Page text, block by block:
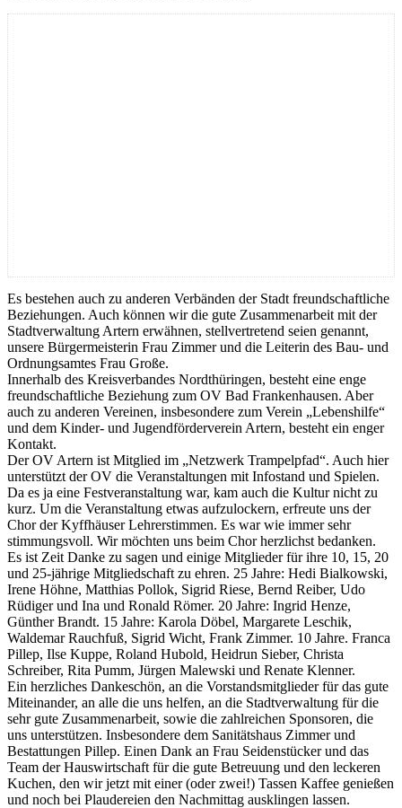
Es bestehen auch zu anderen Verbänden der Stadt freundschaftliche
Beziehungen. Auch können wir die gute Zusammenarbeit mit der
Stadtverwaltung Artern erwähnen, stellvertretend seien genannt,
unsere Bürgermeisterin Frau Zimmer und die Leiterin des Bau- und
Ordnungsamtes Frau Große.
Innerhalb des Kreisverbandes Nordthüringen, besteht eine enge
freundschaftliche Beziehung zum OV Bad Frankenhausen. Aber
auch zu anderen Vereinen, insbesondere zum Verein „Lebenshilfe“
und dem Kinder- und Jugendförderverein Artern, besteht ein enger
Kontakt.
Der OV Artern ist Mitglied im „Netzwerk Trampelpfad“. Auch hier
unterstützt der OV die Veranstaltungen mit Infostand und Spielen.
Da es ja eine Festveranstaltung war, kam auch die Kultur nicht zu
kurz. Um die Veranstaltung etwas aufzulockern, erfreute uns der
Chor der Kyffhäuser Lehrerstimmen. Es war wie immer sehr
stimmungsvoll. Wir möchten uns beim Chor herzlichst bedanken.
Es ist Zeit Danke zu sagen und einige Mitglieder für ihre 10, 15, 20
und 25-jährige Mitgliedschaft zu ehren. 25 Jahre: Hedi Bialkowski,
Irene Höhne, Matthias Pollok, Sigrid Riese, Bernd Reiber, Udo
Rüdiger und Ina und Ronald Römer. 20 Jahre: Ingrid Henze,
Günther Brandt. 15 Jahre: Karola Döbel, Margarete Leschik,
Waldemar Rauchfuß, Sigrid Wicht, Frank Zimmer. 10 Jahre. Franca
Pillep, Ilse Kuppe, Roland Hubold, Heidrun Sieber, Christa
Schreiber, Rita Pumm, Jürgen Malewski und Renate Klenner.
Ein herzliches Dankeschön, an die Vorstandsmitglieder für das gute
Miteinander, an alle die uns helfen, an die Stadtverwaltung für die
sehr gute Zusammenarbeit, sowie die zahlreichen Sponsoren, die
uns unterstützen. Insbesondere dem Sanitätshaus Zimmer und
Bestattungen Pillep. Einen Dank an Frau Seidenstücker und das
Team der Hauswirtschaft für die gute Betreuung und den leckeren
Kuchen, den wir jetzt mit einer (oder zwei!) Tassen Kaffee genießen
und noch bei Plaudereien den Nachmittag ausklingen lassen.